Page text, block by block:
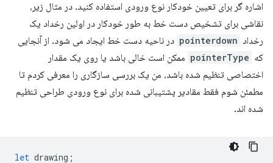
اشاره گر برای تعیین خودکار نوع ورودی استفاده کنید. در مثال زیر،
نقاشی برای تشخیص دست خط به طور خودکار در اولین رخداد یک
رخداد pointerdown در ناحیه دست خط ایجاد می شود. از آنجایی
که pointerType ممکن است خالی باشد یا روی یک مقدار
اختصاصی تنظیم شده باشد، من یک بررسی سازگاری را معرفی کردم تا
مطمئن شوم فقط مقادیر پشتیبانی شده برای نوع ورودی طراحی تنظیم
شده اند.
let drawing ;